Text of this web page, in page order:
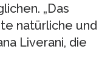
„Das
natürliche und
Liverani, die